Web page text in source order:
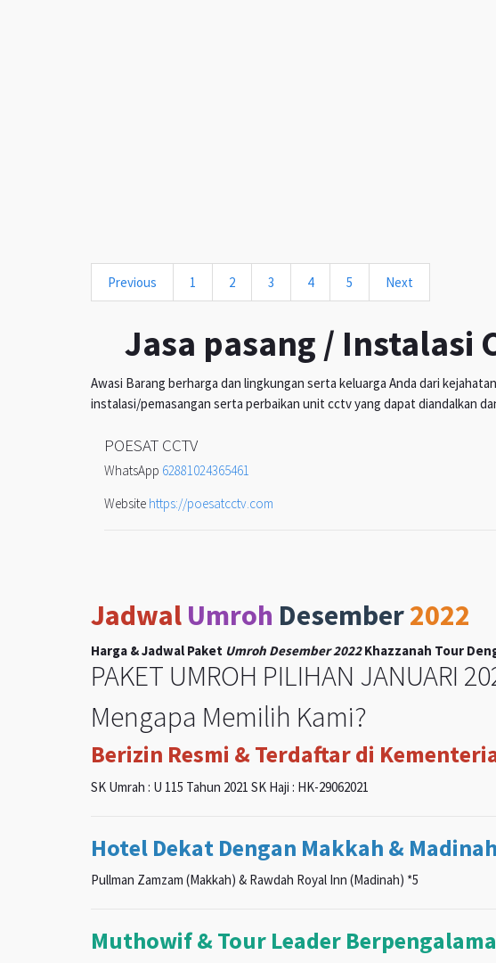
Previous 1 2 3 4 5 Next
Jasa pasang / Instalasi
Awasi Barang berharga dan lingkungan serta keluarga Anda dari
instalasi/pemasangan serta perbaikan unit cctv yang dapat diandalkan
POESAT CCTV
WhatsApp 62881024365461
Website https://poesatcctv.com
Jadwal Umroh Desember2022
Harga & Jadwal Paket Umroh Desember 2022Khazzanah Tour
PAKET UMROH PILIHAN JANUARI
Mengapa Memilih Kami?
Berizin Resmi & Terdaftar di
SK Umrah : U 115 Tahun 2021 SK Haji : HK-29062021
Hotel Dekat Dengan Makkah & Madinah
Pullman Zamzam (Makkah) & Rawdah Royal Inn (Madinah) *5
Muthowif & Tour Leader